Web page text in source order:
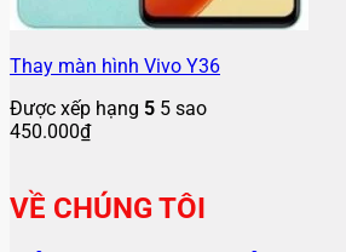
Thay màn hình Vivo Y36
Được xếp hạng 5 5 sao
450.000₫
VỀ CHÚNG TÔI